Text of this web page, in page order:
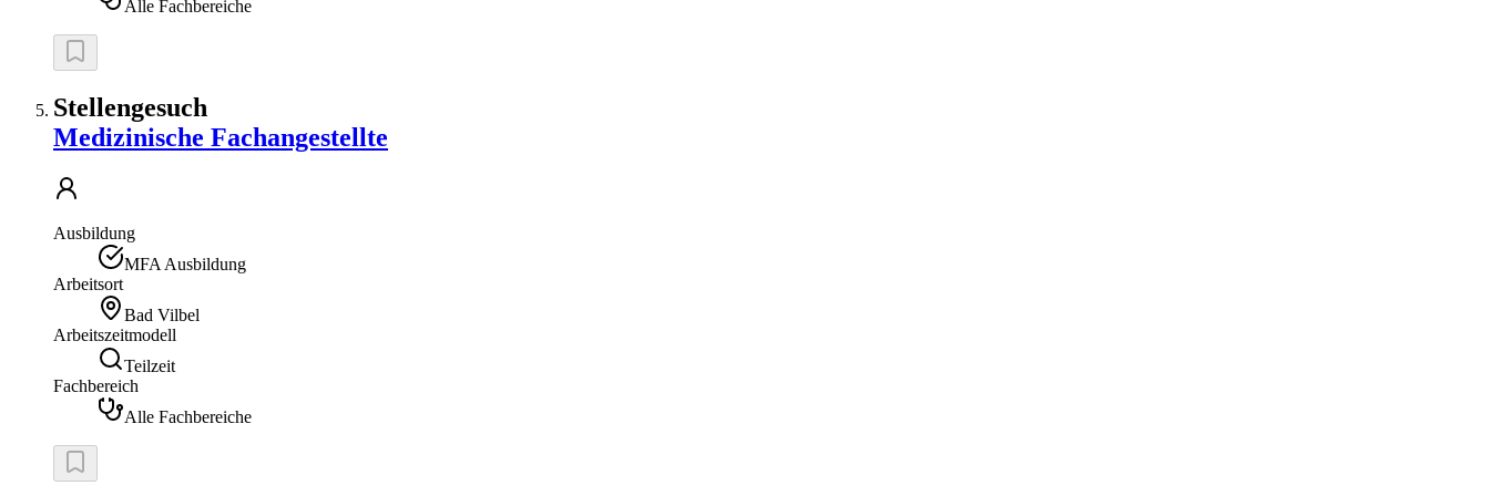
Alle Fachbereiche
Stellengesuch
Medizinische Fachangestellte
Ausbildung
MFA Ausbildung
Arbeitsort
Bad Vilbel
Arbeitszeitmodell
Teilzeit
Fachbereich
Alle Fachbereiche